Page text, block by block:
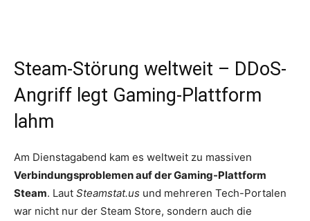
Steam-Störung weltweit – DDoS-
Angriff legt Gaming-Plattform
lahm
Am Dienstagabend kam es weltweit zu massiven
Verbindungsproblemen auf der Gaming-Plattform
Steam. Laut Steamstat.us und mehreren Tech-Portalen
war nicht nur der Steam Store, sondern auch die